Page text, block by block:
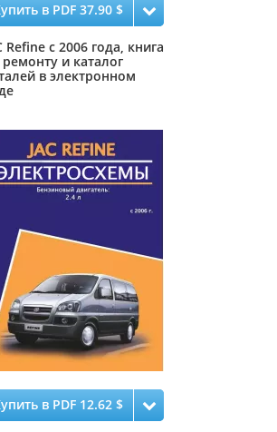
в PDF 37.90 $
Refine с 2006 года, книга
и каталог
в электронном
в PDF 12.62 $